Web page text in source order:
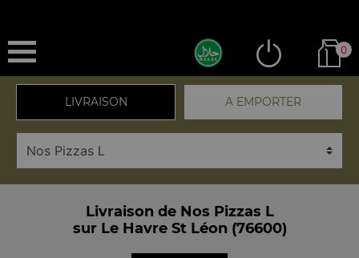
0
LIVRAISON A EMPORTER
Livraison de Nos Pizzas L
sur Le Havre St Léon (76600)